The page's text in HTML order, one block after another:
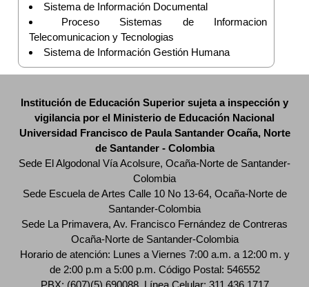
Sistema de Información Documental
Proceso Sistemas de Informacion
Telecomunicacion y Tecnologias
Sistema de Información Gestión Humana
Institución de Educación Superior sujeta a inspección y
vigilancia por el Ministerio de Educación Nacional
Universidad Francisco de Paula Santander Ocaña, Norte
de Santander - Colombia
Sede El Algodonal Vía Acolsure, Ocaña-Norte de Santander-
Colombia
Sede Escuela de Artes Calle 10 No 13-64, Ocaña-Norte de
Santander-Colombia
Sede La Primavera, Av. Francisco Fernández de Contreras
Ocaña-Norte de Santander-Colombia
Horario de atención: Lunes a Viernes 7:00 a.m. a 12:00 m. y
de 2:00 p.m a 5:00 p.m. Código Postal: 546552
PBX: (607)(5) 690088, Línea Celular: 311 436 1717